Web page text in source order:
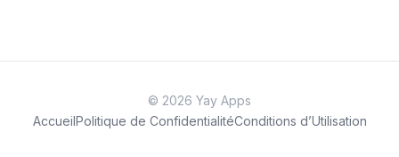
© 2026 Yay Apps
AccueilPolitique de ConfidentialitéConditions d’Utilisation